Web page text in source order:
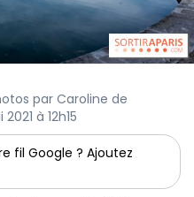
par Caroline de
à 12h15
fil Google ? Ajoutez